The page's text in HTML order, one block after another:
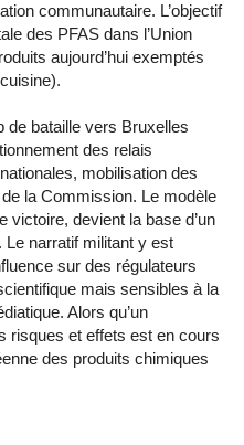
communautaire. L’objectif
des PFAS dans l’Union
aujourd’hui exemptés
de bataille vers Bruxelles
des relais
mobilisation des
la Commission. Le modèle
victoire, devient la base d’un
Le narratif militant y est
sur des régulateurs
mais sensibles à la
Alors qu’un
risques et effets est en cours
des produits chimiques